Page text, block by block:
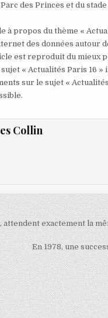
des Princes et du
à propos du thème «
des données autour
est reproduit du mieux
« Actualités Paris 16
sur le sujet «
Collin
exactement la
En 1978, une